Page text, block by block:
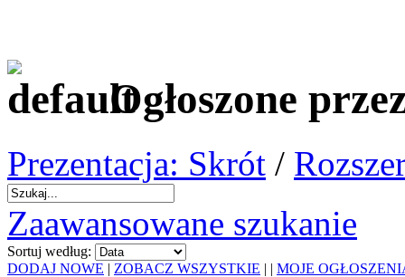
Ogłoszone
Prezentacja: Skrót /
Zaawansowane szukanie
Sortuj według:
DODAJ NOWE | ZOBACZ WSZYSTKIE | | MOJE